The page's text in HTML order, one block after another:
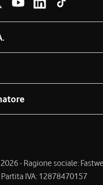
- Ragione sociale:
Partita IVA: 12878470157